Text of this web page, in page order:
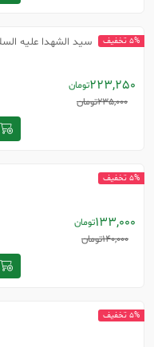
سید الشهدا علیه
223,250تومان
235,000تومان
5% تخفیف
133,000تومان
140,000تومان
5% تخفیف
5% تخفیف